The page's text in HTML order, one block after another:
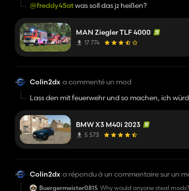
@freddy45atwas soll das jz heißen?
MAN Ziegler TLF 4000
17 774
Colin2dx a commenté un mod
Lass den mit feuerwehr und so machen, ich
BMW X3 M40i 2023
5 573
Colin2dx a répondu à un commentaire sur un
Buergermeister0815 Why would anyone steal